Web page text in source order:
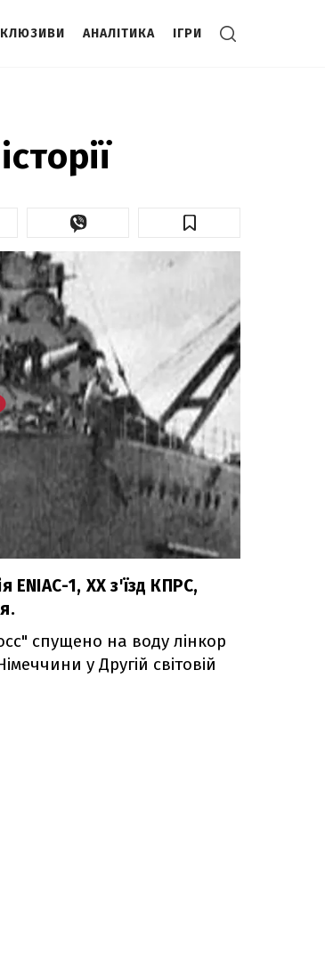
АНАЛІТИКА ІГРИ
ENIAC-1, ХХ з'їзд КПРС,
спущено на воду лінкор
у Другій світовій